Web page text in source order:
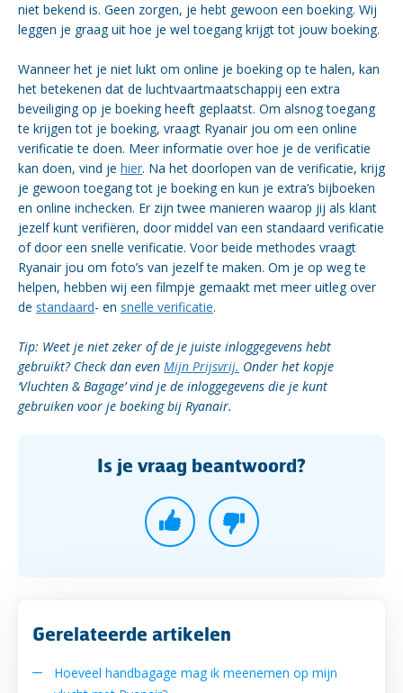
niet bekend is. Geen zorgen, je hebt gewoon een boeking. Wij
leggen je graag uit hoe je wel toegang krijgt tot jouw boeking.
Wanneer het je niet lukt om online je boeking op te halen, kan
het betekenen dat de luchtvaartmaatschappij een extra
beveiliging op je boeking heeft geplaatst. Om alsnog toegang
te krijgen tot je boeking, vraagt Ryanair jou om een online
verificatie te doen. Meer informatie over hoe je de verificatie
kan doen, vind je hier. Na het doorlopen van de verificatie, krijg
je gewoon toegang tot je boeking en kun je extra’s bijboeken
en online inchecken. Er zijn twee manieren waarop jij als klant
jezelf kunt verifiëren, door middel van een standaard verificatie
of door een snelle verificatie. Voor beide methodes vraagt
Ryanair jou om foto’s van jezelf te maken. Om je op weg te
helpen, hebben wij een filmpje gemaakt met meer uitleg over
de standaard- en snelle verificatie.
Tip: Weet je niet zeker of de je juiste inloggegevens hebt
gebruikt? Check dan even Mijn Prijsvrij. Onder het kopje
‘Vluchten & Bagage’ vind je de inloggegevens die je kunt
gebruiken voor je boeking bij Ryanair.
Is je vraag beantwoord?
Gerelateerde artikelen
Hoeveel handbagage mag ik meenemen op mijn